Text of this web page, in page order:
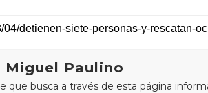
Paulino
que busca a través de esta página